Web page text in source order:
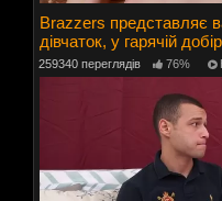
Brazzers представляє
дівчаток, у гарячій
259340 переглядів 76%